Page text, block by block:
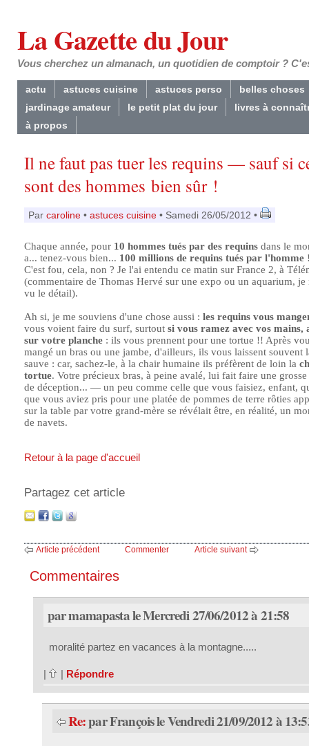
La Gazette du Jour
Vous cherchez un almanach, un quotidien de comptoir ?
actu astuces cuisine astuces perso
belles choses
jardinage amateur
le petit plat du jour
livres à
à propos
Il ne faut pas tuer les requins — sauf si
sont des hommes bien sûr !
Par caroline • astuces cuisine • Samedi 26/05/2012 •
Chaque année, pour 10 hommes tués par des requins dans le
a... tenez-vous bien... 100 millions de requins tués par l'homme
C'est fou, cela, non ? Je l'ai entendu ce matin sur France 2, à
(commentaire de Thomas Hervé sur une expo ou un aquarium, je
vu le détail).
Ah si, je me souviens d'une chose aussi : les requins vous
vous voient faire du surf, surtout si vous ramez avec vos mains,
sur votre planche : ils vous prennent pour une tortue !! Après
mangé un bras ou une jambe, d'ailleurs, ils vous laissent souvent
sauve : car, sachez-le, à la chair humaine ils préfèrent de loin la
tortue. Votre précieux bras, à peine avalé, lui fait faire une
de déception... — un peu comme celle que vous faisiez, enfant,
que vous aviez pris pour une platée de pommes de terre rôties
sur la table par votre grand-mère se révélait être, en réalité, un
de navets.
Retour à la page d'accueil
Partagez cet article
Article précédent Commenter Article suivant
Commentaires
par mamapasta le Mercredi 27/06/2012 à 21:58
moralité partez en vacances à la montagne.....
Répondre
Re:par François le Vendredi 21/09/2012 à